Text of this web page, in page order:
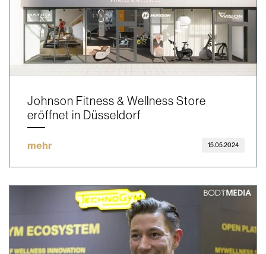
Johnson Fitness & Wellness Store
eröffnet in Düsseldorf
mehr 15.05.2024